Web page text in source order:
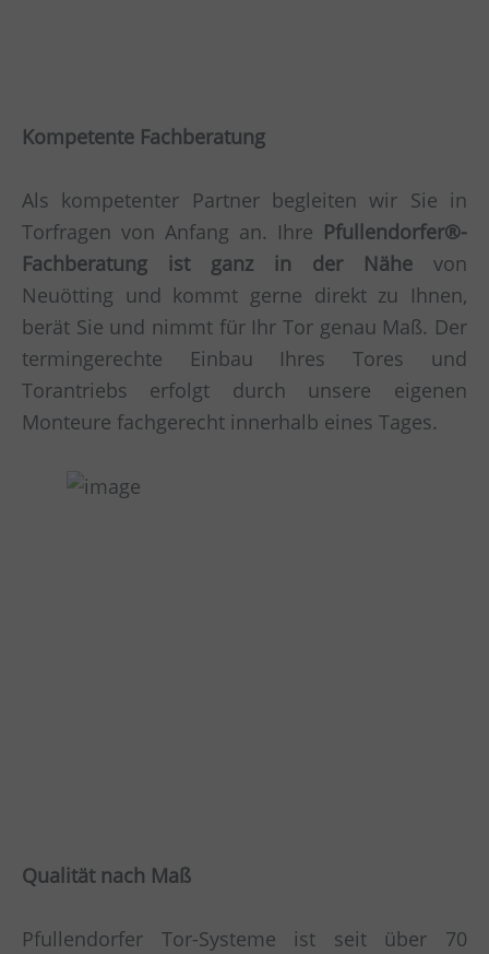
Kompetente Fachberatung
Als kompetenter Partner begleiten wir Sie in
Torfragen von Anfang an. Ihre Pfullendorfer®-
Fachberatung ist ganz in der Nähevon
Neuötting und kommt gerne direkt zu Ihnen,
berät Sie und nimmt für Ihr Tor genau Maß. Der
termingerechte Einbau Ihres Tores und
Torantriebs erfolgt durch unsere eigenen
Monteure fachgerecht innerhalb eines Tages.
Qualität nach Maß
Pfullendorfer Tor-Systeme ist seit über 70